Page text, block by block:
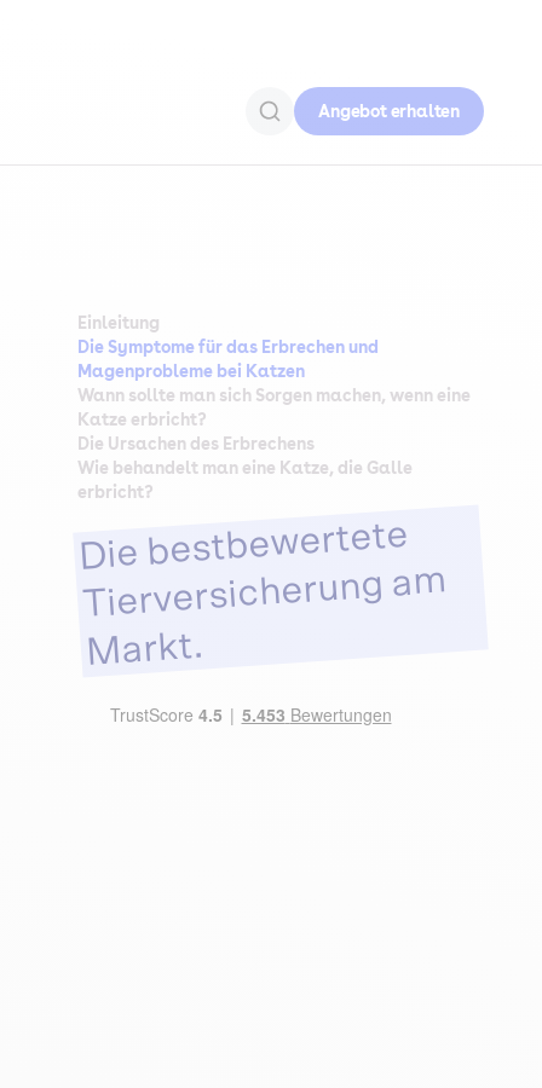
Angebot erhalten
Einleitung
Die Symptome für das Erbrechen und
Magenprobleme bei Katzen
Wann sollte man sich Sorgen machen, wenn eine
Katze erbricht?
Die Ursachen des Erbrechens
Wie behandelt man eine Katze, die Galle
erbricht?
Die bestbewertete
Tierversicherung am
Markt.